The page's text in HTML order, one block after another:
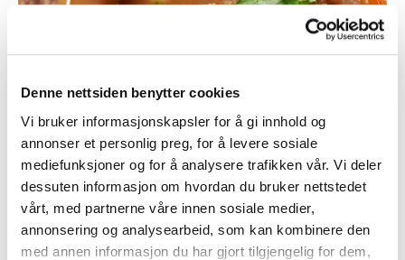
Denne nettsiden benytter cookies
Vi bruker informasjonskapsler for å gi innhold og
annonser et personlig preg, for å levere sosiale
mediefunksjoner og for å analysere trafikken vår. Vi deler
dessuten informasjon om hvordan du bruker nettstedet
vårt, med partnerne våre innen sosiale medier,
annonsering og analysearbeid, som kan kombinere den
med annen informasjon du har gjort tilgjengelig for dem,
Middag
Lammerestegryte
Kjøtt,Lammekjøtt,Vinslanter